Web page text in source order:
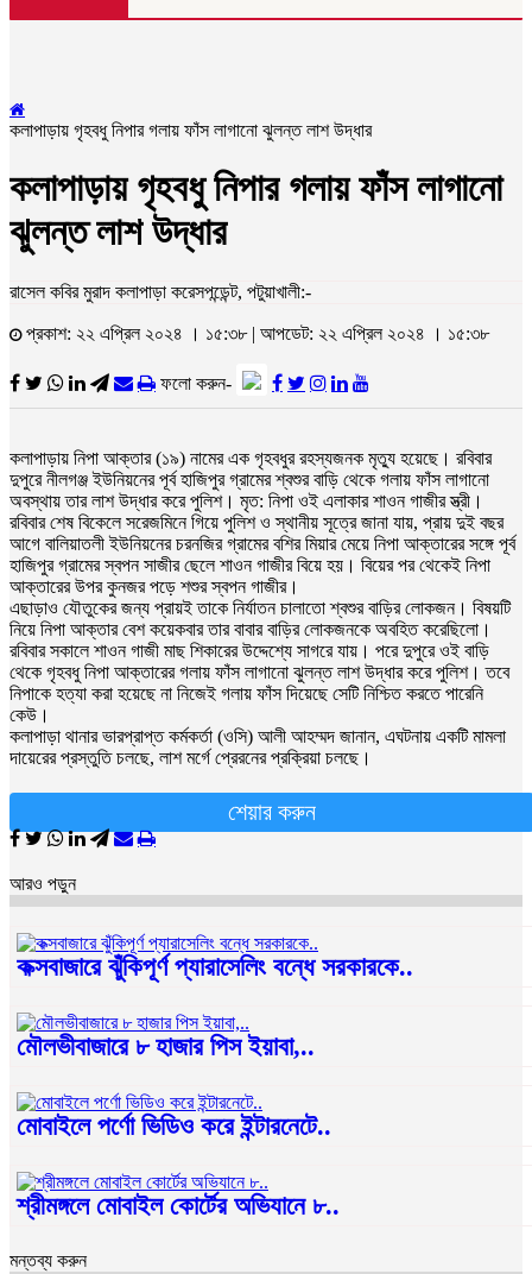
কলাপাড়ায় গৃহবধু নিপার গলায় ফাঁস লাগানো ঝুলন্ত লাশ উদ্ধার
কলাপাড়ায় গৃহবধু নিপার গলায় ফাঁস লাগানো
ঝুলন্ত লাশ উদ্ধার
রাসেল কবির মুরাদ কলাপাড়া করেসপন্ডেন্ট, পটুয়াখালী:-
প্রকাশ: ২২ এপ্রিল ২০২৪ । ১৫:৩৮ | আপডেট: ২২ এপ্রিল ২০২৪ । ১৫:৩৮
ফলো করুন-
কলাপাড়ায় নিপা আক্তার (১৯) নামের এক গৃহবধুর রহস্যজনক মৃত্যু হয়েছে। রবিবার
দুপুরে নীলগঞ্জ ইউনিয়নের পূর্ব হাজিপুর গ্রামের শ্বশুর বাড়ি থেকে গলায় ফাঁস লাগানো
অবস্থায় তার লাশ উদ্ধার করে পুলিশ। মৃত: নিপা ওই এলাকার শাওন গাজীর স্ত্রী।
রবিবার শেষ বিকেলে সরেজমিনে গিয়ে পুলিশ ও স্থানীয় সূত্রে জানা যায়, প্রায় দুই বছর
আগে বালিয়াতলী ইউনিয়নের চরনজির গ্রামের বশির মিয়ার মেয়ে নিপা আক্তারের সঙ্গে পূর্ব
হাজিপুর গ্রামের স্বপন সাজীর ছেলে শাওন গাজীর বিয়ে হয়। বিয়ের পর থেকেই নিপা
আক্তারের উপর কুনজর পড়ে শশুর স্বপন গাজীর।
এছাড়াও যৌতুকের জন্য প্রায়ই তাকে নির্যাতন চালাতো শ্বশুর বাড়ির লোকজন। বিষয়টি
নিয়ে নিপা আক্তার বেশ কয়েকবার তার বাবার বাড়ির লোকজনকে অবহিত করেছিলো।
রবিবার সকালে শাওন গাজী মাছ শিকারের উদ্দেশ্যে সাগরে যায়। পরে দুপুরে ওই বাড়ি
থেকে গৃহবধু নিপা আক্তারের গলায় ফাঁস লাগানো ঝুলন্ত লাশ উদ্ধার করে পুলিশ। তবে
নিপাকে হত্যা করা হয়েছে না নিজেই গলায় ফাঁস দিয়েছে সেটি নিশ্চিত করতে পারেনি
কেউ।
কলাপাড়া থানার ভারপ্রাপ্ত কর্মকর্তা (ওসি) আলী আহম্মদ জানান, এঘটনায় একটি মামলা
দায়েরের প্রস্তুতি চলছে, লাশ মর্গে প্রেরনের প্রক্রিয়া চলছে।
শেয়ার করুন
আরও পড়ুন
কক্সবাজারে ঝুঁকিপূর্ণ প্যারাসেলিং বন্ধে সরকারকে..
মৌলভীবাজারে ৮ হাজার পিস ইয়াবা,..
মোবাইলে পর্ণো ভিডিও করে ইন্টারনেটে..
শ্রীমঙ্গলে মোবাইল কোর্টের অভিযানে ৮..
মন্তব্য করুন